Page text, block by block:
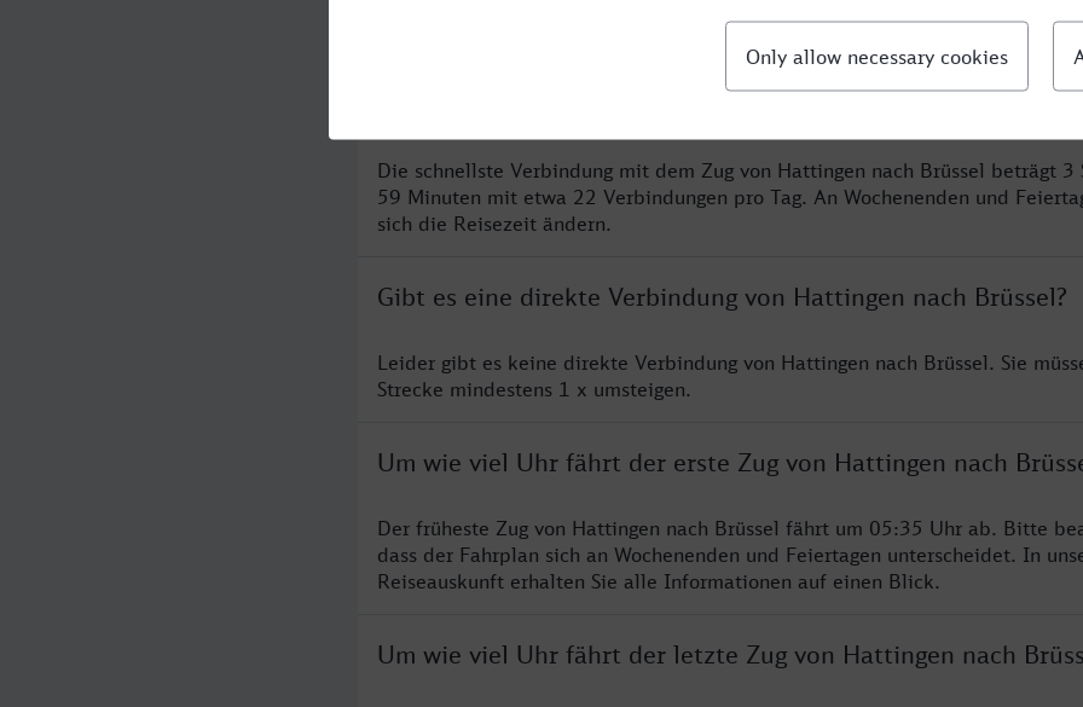
Die schnellste Verbindung mit dem Zug von Hattingen nach Brüssel beträgt 3
59 Minuten mit etwa 22 Verbindungen pro Tag. An Wochenenden und
sich die Reisezeit ändern.
Gibt es eine direkte Verbindung von Hattingen nach Brüssel?
Leider gibt es keine direkte Verbindung von Hattingen nach Brüssel. Sie
Strecke mindestens 1 x umsteigen.
Um wie viel Uhr fährt der erste Zug von Hattingen nach
Der früheste Zug von Hattingen nach Brüssel fährt um 05:35 Uhr ab. Bitte
dass der Fahrplan sich an Wochenenden und Feiertagen unterscheidet. In
Reiseauskunft erhalten Sie alle Informationen auf einen Blick.
Um wie viel Uhr fährt der letzte Zug von Hattingen nach